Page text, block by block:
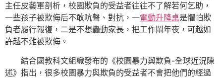
主任皮藝軍剖析，校園欺負的受益者往往不了解若何乞助，
一些孩子被欺侮后不敢吭聲、對抗，一電動升降桌是懼怕欺
負者履行報復，二是不想轟動家長，把工作鬧年夜，可越如
許越不難被欺侮。
結合國教科文組織發布的《校園暴力與欺負-全球近況陳
述》指出，很多校園暴力與欺負的受益者不會把他們的經過